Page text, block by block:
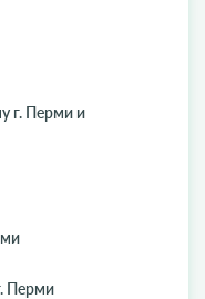
г. Перми и
Перми